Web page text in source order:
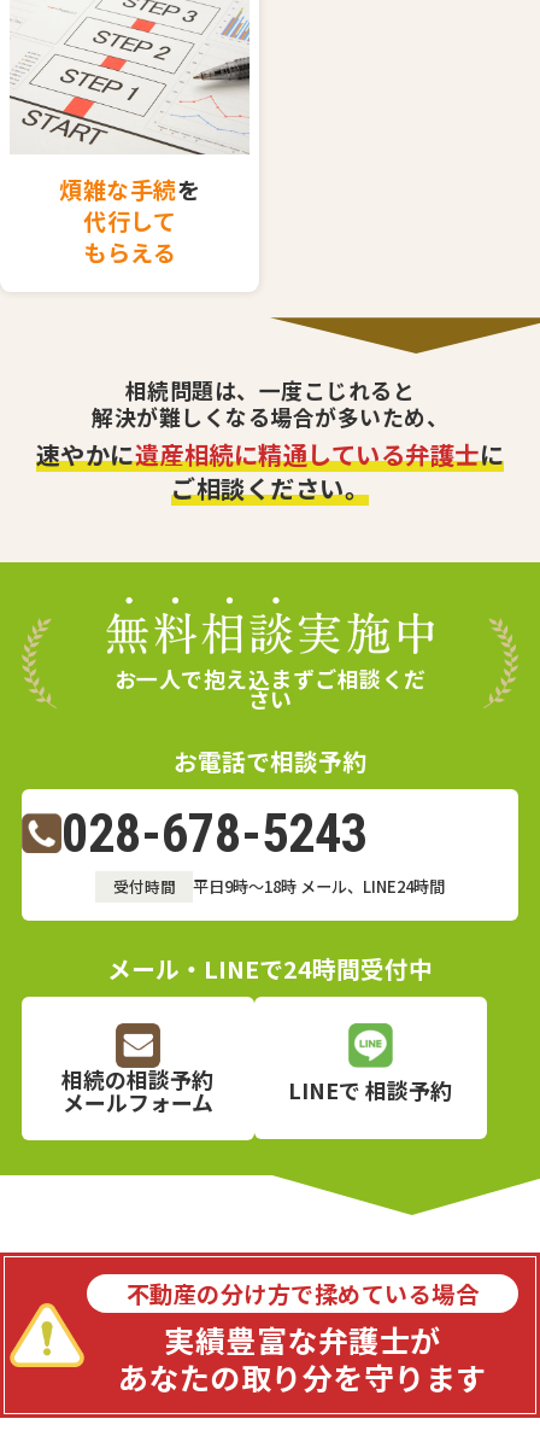
煩雑な手続を
代行して
もらえる
相続問題は、一度こじれると
解決が難しくなる場合が多いため、
速やかに遺産相続に精通している弁護士に
ご相談ください。
お一人で抱え込まずご相談くだ
さい
お電話で相談予約
028-678-5243
受付時間 平日9時～18時 メール、LINE24時間
メール・LINEで24時間受付中
相続の相談予約
メールフォーム LINEで相談予約
不動産の分け方で揉めている場合
実績豊富な弁護士が
あなたの取り分を守ります